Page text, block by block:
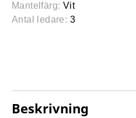
Mantelfärg: Vit
Antal ledare: 3
Beskrivning